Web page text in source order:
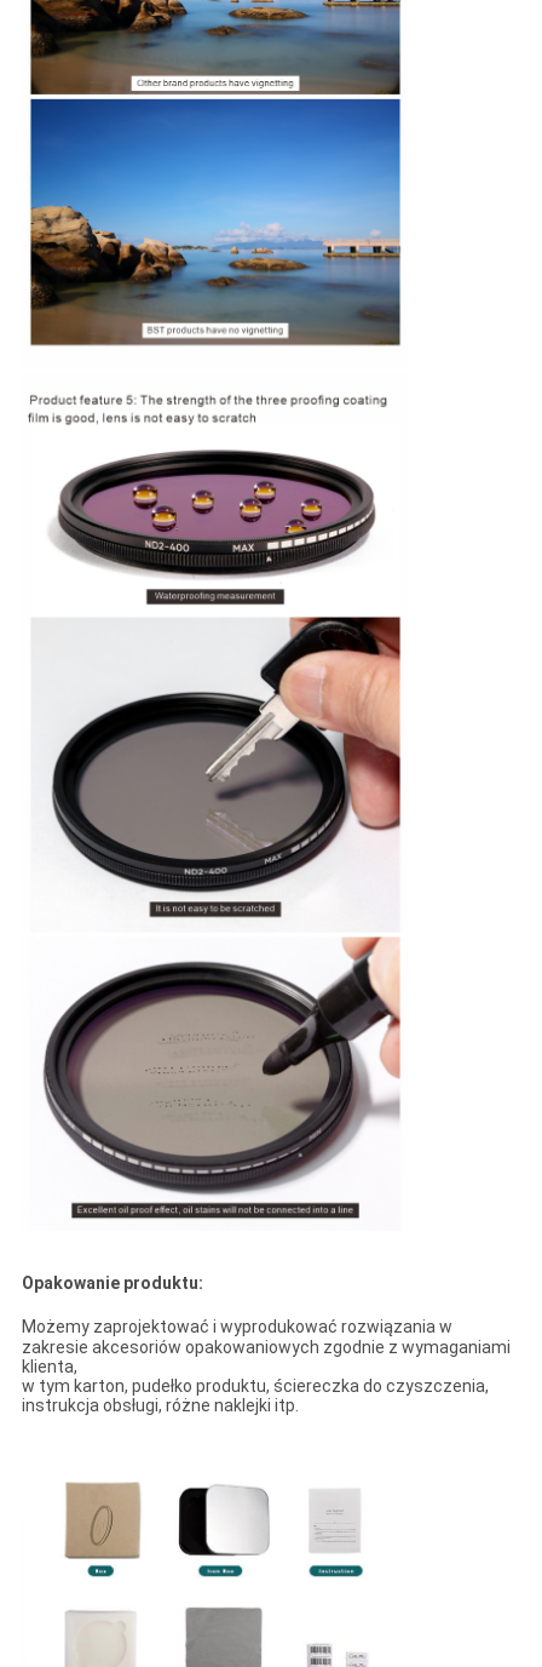
Opakowanie produktu:
Możemy zaprojektować i wyprodukować rozwiązania w
zakresie akcesoriów opakowaniowych zgodnie z wymaganiami
klienta,
w tym karton, pudełko produktu, ściereczka do czyszczenia,
instrukcja obsługi, różne naklejki itp.